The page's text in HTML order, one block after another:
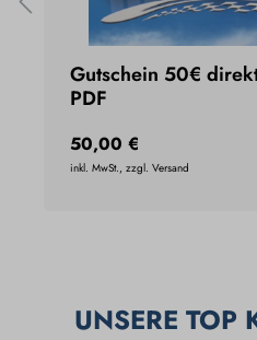
Gutschein 50€
PDF
50,00 €
inkl. MwSt., zzgl. Versand
UNSERE TOP